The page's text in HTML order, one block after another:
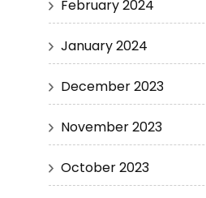
February 2024
January 2024
December 2023
November 2023
October 2023